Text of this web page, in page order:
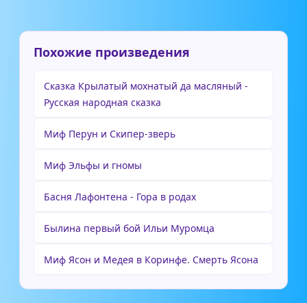
Похожие произведения
Сказка Крылатый мохнатый да масляный -
Русская народная сказка
Миф Перун и Скипер-зверь
Миф Эльфы и гномы
Басня Лафонтена - Гора в родах
Былина первый бой Ильи Муромца
Миф Ясон и Медея в Коринфе. Смерть Ясона